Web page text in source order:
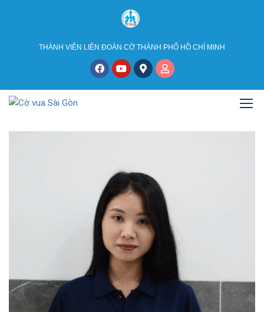
THÀNH VIÊN LIÊN ĐOÀN CỜ THÀNH PHỐ HỒ CHÍ MINH